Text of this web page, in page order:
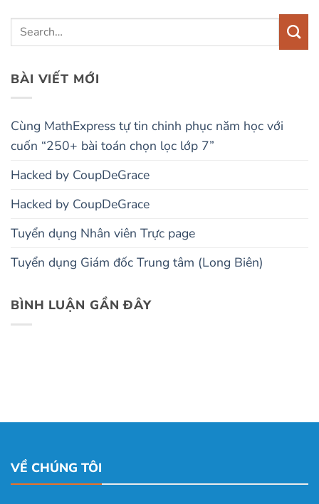
BÀI VIẾT MỚI
Cùng MathExpress tự tin chinh phục năm học với
cuốn “250+ bài toán chọn lọc lớp 7”
Hacked by CoupDeGrace
Hacked by CoupDeGrace
Tuyển dụng Nhân viên Trực page
Tuyển dụng Giám đốc Trung tâm (Long Biên)
BÌNH LUẬN GẦN ĐÂY
VỀ CHÚNG TÔI